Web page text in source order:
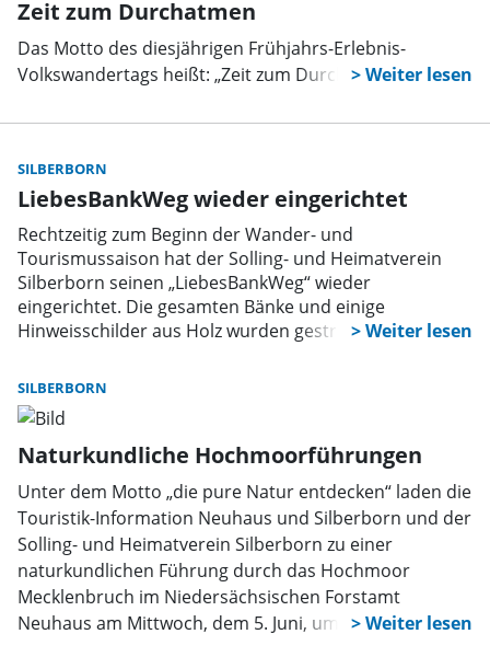
Zeit zum Durchatmen
Das Motto des diesjährigen Frühjahrs-Erlebnis-
Volkswandertags heißt: „Zeit zum Durchatmen!“
SILBERBORN
LiebesBankWeg wieder eingerichtet
Rechtzeitig zum Beginn der Wander- und
Tourismussaison hat der Solling- und Heimatverein
Silberborn seinen „LiebesBankWeg“ wieder
eingerichtet. Die gesamten Bänke und einige
Hinweisschilder aus Holz wurden gestrichen.
SILBERBORN
Naturkundliche Hochmoorführungen
Unter dem Motto „die pure Natur entdecken“ laden die
Touristik-Information Neuhaus und Silberborn und der
Solling- und Heimatverein Silberborn zu einer
naturkundlichen Führung durch das Hochmoor
Mecklenbruch im Niedersächsischen Forstamt
Neuhaus am Mittwoch, dem 5. Juni, um 14.30 Uhr ein.